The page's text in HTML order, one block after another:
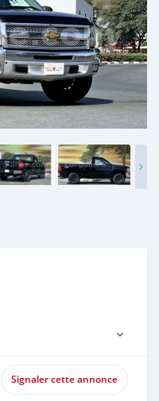
Signaler cette annonce